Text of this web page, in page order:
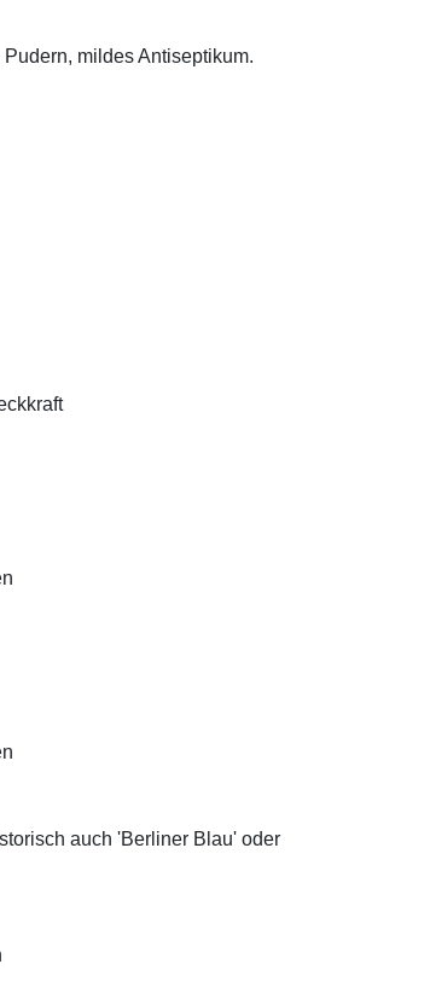
mildes Antiseptikum.
auch 'Berliner Blau' oder